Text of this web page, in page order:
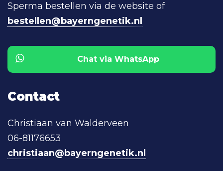
Sperma bestellen via de website of
bestellen@bayerngenetik.nl
Chat via WhatsApp
Contact
Christiaan van Walderveen
06-81176653
christiaan@bayerngenetik.nl